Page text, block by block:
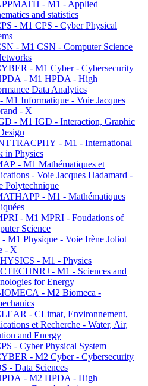
- M1 - Applied
and statistics
- M1 CPS - Cyber Physical
- M1 CSN - Computer Science
- M1 Cyber - Cybersecurity
- M1 HPDA - High
Data Analytics
M1 Informatique - Voie Jacques
- X
- M1 IGD - Interaction, Graphic
- M1 - International
in Physics
- M1 Mathématiques et
- Voie Jacques Hadamard -
Polytechnique
- M1 - Mathématiques
- M1 MPRI - Foudations of
Science
M1 Physique - Voie Irène Joliot
- X
- M1 - Physics
- M1 - Sciences and
for Energy
- M2 Biomeca -
- CLimat, Environnement,
et Recherche - Water, Air,
and Energy
- Cyber Physical System
- M2 Cyber - Cybersecurity
- Data Sciences
- M2 HPDA - High